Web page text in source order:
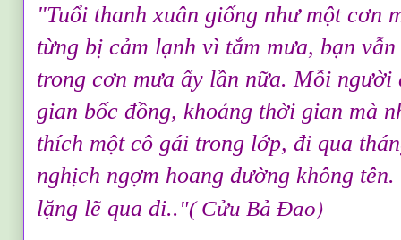
"Tuổi thanh xuân giống như một cơn
từng bị cảm lạnh vì tắm mưa, bạn
trong cơn mưa ấy lần nữa. Mỗi người
gian bốc đồng,khoảng thời gian mà
thích một cô gái trong lớp, đi qua
nghịch ngợm hoang đường không
lặng lẽ qua đi.."( Cửu Bả Đao)